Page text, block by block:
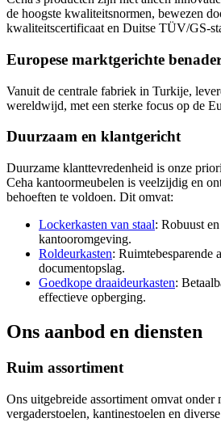
de hoogste kwaliteitsnormen, bewezen
kwaliteitscertificaat en Duitse TÜV/GS-
Europese marktgerichte
Vanuit de centrale fabriek in Turkije,
wereldwijd, met een sterke focus op de
Duurzaam en klantgericht
Duurzame klanttevredenheid is onze
Ceha kantoormeubelen is veelzijdig en
behoeften te voldoen. Dit omvat:
Lockerkasten van staal: Robuust
kantooromgeving.
Roldeurkasten: Ruimtebesparende
documentopslag.
Goedkope draaideurkasten:
effectieve opberging.
Ons aanbod en diensten
Ruim assortiment
Ons uitgebreide assortiment omvat onder
vergaderstoelen, kantinestoelen en